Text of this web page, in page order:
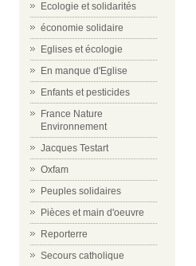
Ecologie et solidarités
économie solidaire
Eglises et écologie
En manque d'Eglise
Enfants et pesticides
France Nature
Environnement
Jacques Testart
Oxfam
Peuples solidaires
Pièces et main d'oeuvre
Reporterre
Secours catholique